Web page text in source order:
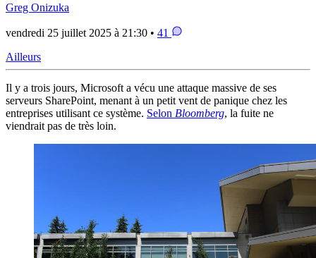
Greg Onizuka
vendredi 25 juillet 2025 à 21:30 • 41
Ailleurs
Il y a trois jours, Microsoft a vécu une attaque massive de ses
serveurs SharePoint, menant à un petit vent de panique chez les
entreprises utilisant ce système. Selon Bloomberg, la fuite ne
viendrait pas de très loin.